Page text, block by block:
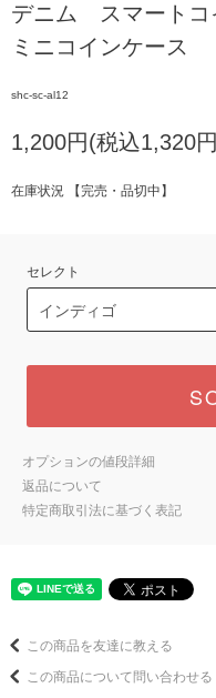
デニム スマート
ミニコインケース
shc-sc-al12
1,200円(税込1,320
在庫状況 【完売・品切中】
セレクト
オプションの値段詳細
返品について
特定商取引法に基づく表記
この商品を友達に教える
この商品について問い合わせる